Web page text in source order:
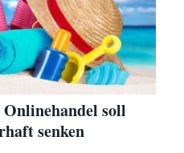
soll
senken